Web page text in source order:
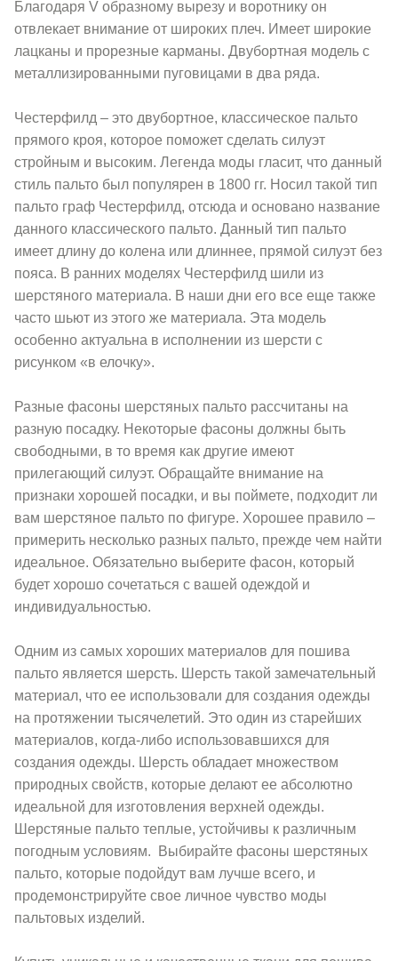
Благодаря V образному вырезу и воротнику он
отвлекает внимание от широких плеч. Имеет широкие
лацканы и прорезные карманы. Двубортная модель с
металлизированными пуговицами в два ряда.
Честерфилд – это двубортное, классическое пальто
прямого кроя, которое поможет сделать силуэт
стройным и высоким. Легенда моды гласит, что данный
стиль пальто был популярен в 1800 гг. Носил такой тип
пальто граф Честерфилд, отсюда и основано название
данного классического пальто. Данный тип пальто
имеет длину до колена или длиннее, прямой силуэт без
пояса. В ранних моделях Честерфилд шили из
шерстяного материала. В наши дни его все еще также
часто шьют из этого же материала. Эта модель
особенно актуальна в исполнении из шерсти с
рисунком «в елочку».
Разные фасоны шерстяных пальто рассчитаны на
разную посадку. Некоторые фасоны должны быть
свободными, в то время как другие имеют
прилегающий силуэт. Обращайте внимание на
признаки хорошей посадки, и вы поймете, подходит ли
вам шерстяное пальто по фигуре. Хорошее правило –
примерить несколько разных пальто, прежде чем найти
идеальное. Обязательно выберите фасон, который
будет хорошо сочетаться с вашей одеждой и
индивидуальностью.
Одним из самых хороших материалов для пошива
пальто является шерсть. Шерсть такой замечательный
материал, что ее использовали для создания одежды
на протяжении тысячелетий. Это один из старейших
материалов, когда-либо использовавшихся для
создания одежды. Шерсть обладает множеством
природных свойств, которые делают ее абсолютно
идеальной для изготовления верхней одежды.
Шерстяные пальто теплые, устойчивы к различным
погодным условиям. Выбирайте фасоны шерстяных
пальто, которые подойдут вам лучше всего, и
продемонстрируйте свое личное чувство моды
пальтовых изделий.